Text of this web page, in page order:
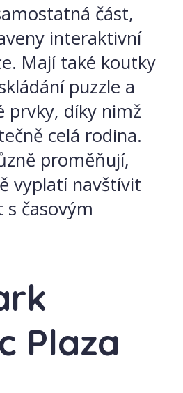
část,
interaktivní
Mají také koutky
puzzle a
prvky, díky nimž
celá rodina.
proměňují,
vyplatí navštívit
s časovým
Plaza